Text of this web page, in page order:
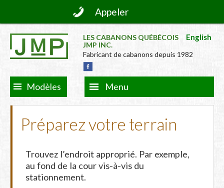
Appeler
English
LES CABANONS QUÉBÉCOIS
JMP INC.
Fabricant de cabanons depuis 1982
Modèles Menu
Préparez votre terrain
Trouvez l’endroit approprié. Par exemple,
au fond de la cour vis-à-vis du
stationnement.